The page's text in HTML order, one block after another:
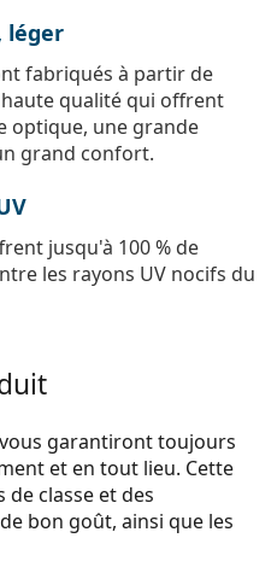
léger
fabriqués à partir de
qualité qui offrent
optique, une grande
grand confort.
jusqu'à 100 % de
les rayons UV nocifs du
vous garantiront toujours
et en tout lieu. Cette
classe et des
bon goût, ainsi que les